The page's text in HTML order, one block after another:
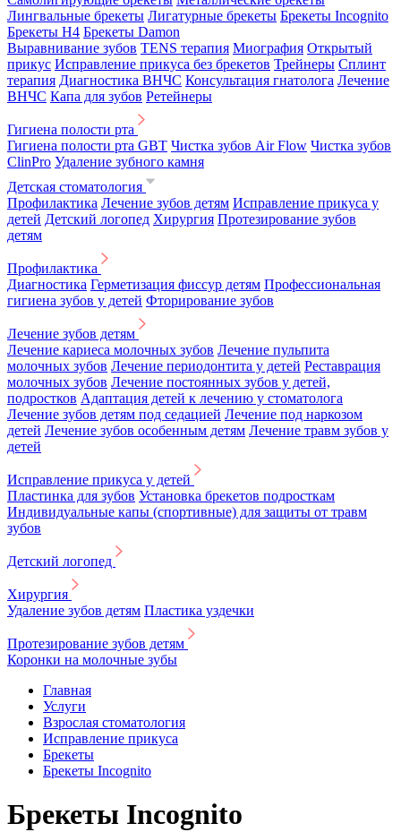
Лингвальные брекеты Лигатурные брекеты Брекеты Incognito
Брекеты H4 Брекеты Damon
Выравнивание зубов TENS терапия Миография Открытый
прикус Исправление прикуса без брекетов Трейнеры Сплинт
терапия Диагностика ВНЧС Консультация гнатолога Лечение
ВНЧС Капа для зубов Ретейнеры
Гигиена полости рта
Гигиена полости рта GBT Чистка зубов Air Flow Чистка зубов
ClinPro Удаление зубного камня
Детская стоматология
Профилактика Лечение зубов детям Исправление прикуса у
детей Детский логопед Хирургия Протезирование зубов
детям
Профилактика
Диагностика Герметизация фиссур детям Профессиональная
гигиена зубов у детей Фторирование зубов
Лечение зубов детям
Лечение кариеса молочных зубов Лечение пульпита
молочных зубов Лечение периодонтита у детей Реставрация
молочных зубов Лечение постоянных зубов у детей,
подростков Адаптация детей к лечению у стоматолога
Лечение зубов детям под седацией Лечение под наркозом
детей Лечение зубов особенным детям Лечение травм зубов у
детей
Исправление прикуса у детей
Пластинка для зубов Установка брекетов подросткам
Индивидуальные капы (спортивные) для защиты от травм
зубов
Детский логопед
Хирургия
Удаление зубов детям Пластика уздечки
Протезирование зубов детям
Коронки на молочные зубы
Главная
Услуги
Взрослая стоматология
Исправление прикуса
Брекеты
Брекеты Incognito
Брекеты Incognito